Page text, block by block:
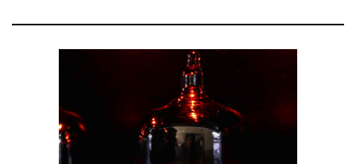
pense no seguinte: a Hypsos eleva o som do seu
HeadAmp/DAC até ao nível de outro com o dobro do
preço. E, quando o trocar, ela lá estará para fazer o
mesmo milagre com o próximo – e o seguinte…